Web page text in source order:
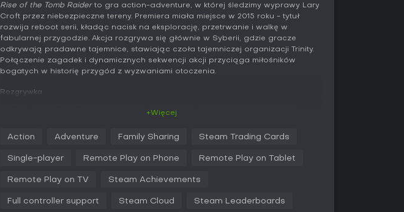
Rise of the Tomb Raiderto gra action-adventure, w której śledzimy wyprawy Lary
Croft przez niebezpieczne tereny. Premiera miała miejsce w 2015 roku - tytuł
rozwija reboot serii, kładąc nacisk na eksplorację, przetrwanie i walkę w
fabularnej przygodzie. Akcja rozgrywa się głównie w Syberii, gdzie gracze
odkrywają pradawne tajemnice, stawiając czoła tajemniczej organizacji Trinity.
Połączenie zagadek i dynamicznych sekwencji akcji przyciąga miłośników
bogatych w historię przygód z wyzwaniami otoczenia.
Rozgrywka
przemierzając rozległe, otwarte obszary pełne zasobów i zagrożeń. Kluczowe
co pomaga przetrwać w surowej pogodzie i wśród dzikiej fauny. Walka stawia
użyciem łuku, czekana wspinaczkowego i konfigurowalnej broni palnej. Elementy
tekstów i manipulacja otoczeniem odsłania ukryte krypty. Polowanie na zwierzęta
dostarcza komponentów do craftingu, a drzewka umiejętności pozwalają
ulepszać zdolności w kategoriach przetrwania, walki i eksploracji.
+Więcej
Action Adventure Family Sharing Steam Trading Cards
Single-player Remote Play on Phone Remote Play on Tablet
Remote Play on TV Steam Achievements
Full controller support Steam Cloud Steam Leaderboards